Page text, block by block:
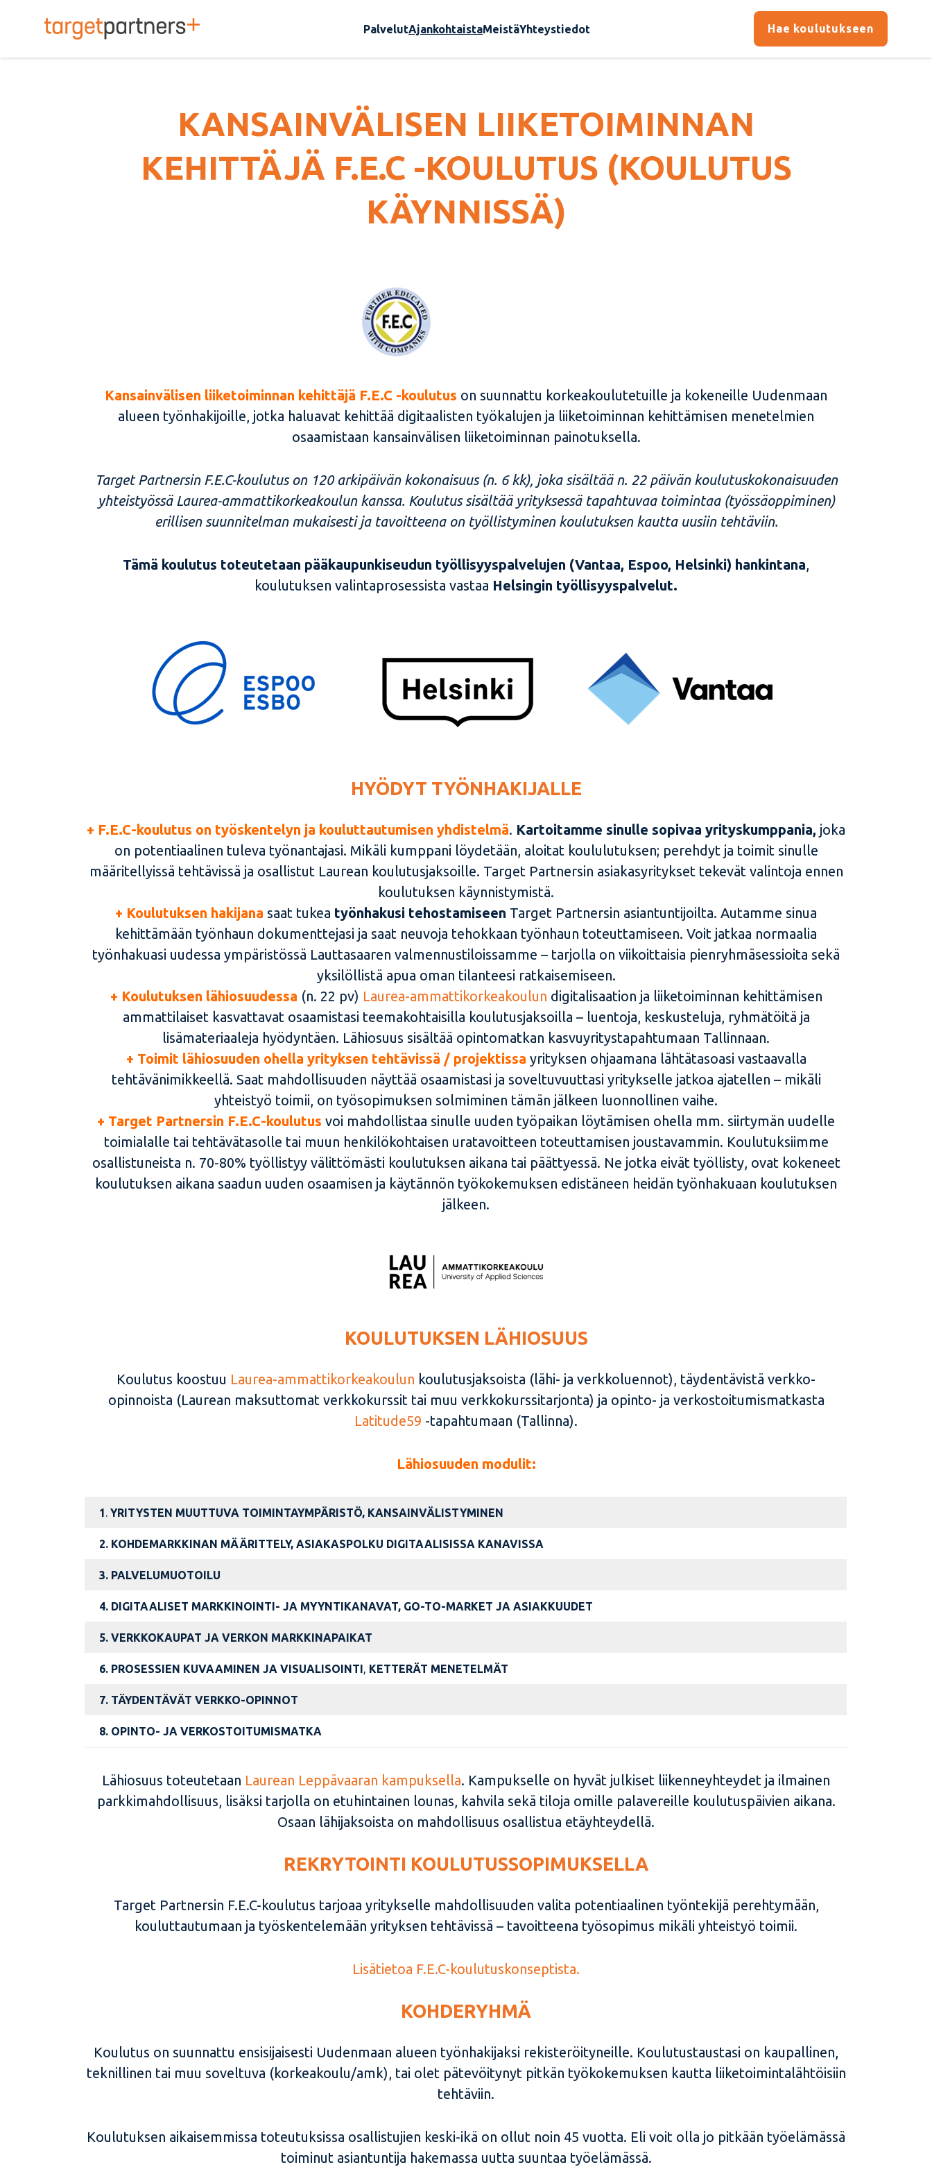
TargetPartners+ PalvelutAjankohtaistaMeistäYhteystiedot Hae koulutukseen
KANSAINVÄLISEN LIIKETOIMINNAN
KEHITTÄJÄ F.E.C -KOULUTUS (KOULUTUS
KÄYNNISSÄ)
Kansainvälisen liiketoiminnan kehittäjä F.E.C -koulutus on suunnattu korkeakoulutetuille ja kokeneille Uudenmaan
alueen työnhakijoille, jotka haluavat kehittää digitaalisten työkalujen ja liiketoiminnan kehittämisen menetelmien
osaamistaan kansainvälisen liiketoiminnan painotuksella.
Target Partnersin F.E.C-koulutus on 120 arkipäivän kokonaisuus (n. 6 kk), joka sisältää n. 22 päivän koulutuskokonaisuuden
yhteistyössä Laurea-ammattikorkeakoulun kanssa. Koulutus sisältää yrityksessä tapahtuvaa toimintaa (työssäoppiminen)
erillisen suunnitelman mukaisesti ja tavoitteena on työllistyminen koulutuksen kautta uusiin tehtäviin.
Tämä koulutus toteutetaan pääkaupunkiseudun työllisyyspalvelujen (Vantaa, Espoo, Helsinki) hankintana,
koulutuksen valintaprosessista vastaa Helsingin työllisyyspalvelut.
HYÖDYT TYÖNHAKIJALLE
+ F.E.C-koulutus on työskentelyn ja kouluttautumisen yhdistelmä. Kartoitamme sinulle sopivaa yrityskumppania, joka
on potentiaalinen tuleva työnantajasi. Mikäli kumppani löydetään, aloitat koululutuksen; perehdyt ja toimit sinulle
määritellyissä tehtävissä ja osallistut Laurean koulutusjaksoille. Target Partnersin asiakasyritykset tekevät valintoja ennen
koulutuksen käynnistymistä.
+ Koulutuksen hakijana saat tukea työnhakusi tehostamiseen Target Partnersin asiantuntijoilta. Autamme sinua
kehittämään työnhaun dokumenttejasi ja saat neuvoja tehokkaan työnhaun toteuttamiseen. Voit jatkaa normaalia
työnhakuasi uudessa ympäristössä Lauttasaaren valmennustiloissamme – tarjolla on viikoittaisia pienryhmäsessioita sekä
yksilöllistä apua oman tilanteesi ratkaisemiseen.
+ Koulutuksen lähiosuudessa (n. 22 pv) Laurea-ammattikorkeakoulun digitalisaation ja liiketoiminnan kehittämisen
ammattilaiset kasvattavat osaamistasi teemakohtaisilla koulutusjaksoilla – luentoja, keskusteluja, ryhmätöitä ja
lisämateriaaleja hyödyntäen. Lähiosuus sisältää opintomatkan kasvuyritystapahtumaan Tallinnaan.
+ Toimit lähiosuuden ohella yrityksen tehtävissä / projektissa yrityksen ohjaamana lähtätasoasi vastaavalla
tehtävänimikkeellä. Saat mahdollisuuden näyttää osaamistasi ja soveltuvuuttasi yritykselle jatkoa ajatellen – mikäli
yhteistyö toimii, on työsopimuksen solmiminen tämän jälkeen luonnollinen vaihe.
+ Target Partnersin F.E.C-koulutus voi mahdollistaa sinulle uuden työpaikan löytämisen ohella mm. siirtymän uudelle
toimialalle tai tehtävätasolle tai muun henkilökohtaisen uratavoitteen toteuttamisen joustavammin. Koulutuksiimme
osallistuneista n. 70-80% työllistyy välittömästi koulutuksen aikana tai päättyessä. Ne jotka eivät työllisty, ovat kokeneet
koulutuksen aikana saadun uuden osaamisen ja käytännön työkokemuksen edistäneen heidän työnhakuaan koulutuksen
jälkeen.
KOULUTUKSEN LÄHIOSUUS
Koulutus koostuu Laurea-ammattikorkeakoulun koulutusjaksoista (lähi- ja verkkoluennot), täydentävistä verkko-
opinnoista (Laurean maksuttomat verkkokurssit tai muu verkkokurssitarjonta) ja opinto- ja verkostoitumismatkasta
Latitude59 -tapahtumaan (Tallinna).
Lähiosuuden modulit:
1. YRITYSTEN MUUTTUVA TOIMINTAYMPÄRISTÖ, KANSAINVÄLISTYMINEN
2. KOHDEMARKKINAN MÄÄRITTELY, ASIAKASPOLKU DIGITAALISISSA KANAVISSA
3. PALVELUMUOTOILU
4. DIGITAALISET MARKKINOINTI- JA MYYNTIKANAVAT, GO-TO-MARKET JA ASIAKKUUDET
5. VERKKOKAUPAT JA VERKON MARKKINAPAIKAT
6. PROSESSIEN KUVAAMINEN JA VISUALISOINTI, KETTERÄT MENETELMÄT
7. TÄYDENTÄVÄT VERKKO-OPINNOT
8. OPINTO- JA VERKOSTOITUMISMATKA
Lähiosuus toteutetaan Laurean Leppävaaran kampuksella. Kampukselle on hyvät julkiset liikenneyhteydet ja ilmainen
parkkimahdollisuus, lisäksi tarjolla on etuhintainen lounas, kahvila sekä tiloja omille palavereille koulutuspäivien aikana.
Osaan lähijaksoista on mahdollisuus osallistua etäyhteydellä.
REKRYTOINTI KOULUTUSSOPIMUKSELLA
Target Partnersin F.E.C-koulutus tarjoaa yritykselle mahdollisuuden valita potentiaalinen työntekijä perehtymään,
kouluttautumaan ja työskentelemään yrityksen tehtävissä – tavoitteena työsopimus mikäli yhteistyö toimii.
Lisätietoa F.E.C-koulutuskonseptista.
KOHDERYHMÄ
Koulutus on suunnattu ensisijaisesti Uudenmaan alueen työnhakijaksi rekisteröityneille. Koulutustaustasi on kaupallinen,
teknillinen tai muu soveltuva (korkeakoulu/amk), tai olet pätevöitynyt pitkän työkokemuksen kautta liiketoimintalähtöisiin
tehtäviin.
Koulutuksen aikaisemmissa toteutuksissa osallistujien keski-ikä on ollut noin 45 vuotta. Eli voit olla jo pitkään työelämässä
toiminut asiantuntija hakemassa uutta suuntaa työelämässä.